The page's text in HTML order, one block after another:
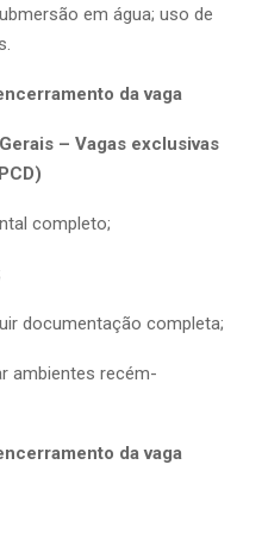
em água; uso de
da vaga
– Vagas exclusivas
completo;
documentação completa;
ambientes recém-
da vaga